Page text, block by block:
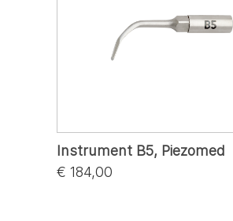
Instrument B5, Piezomed
€ 184,00